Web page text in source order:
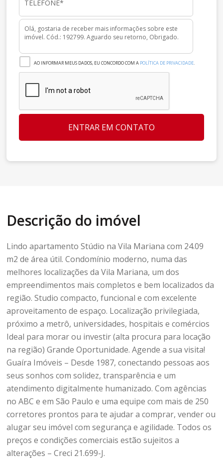
AO INFORMAR MEUS DADOS, EU CONCORDO COM A POLÍTICA DE PRIVACIDADE.
ENTRAR EM CONTATO
Descrição do imóvel
Lindo apartamento Stúdio na Vila Mariana com 24.09
m2 de área útil. Condomínio moderno, numa das
melhores localizações da Vila Mariana, um dos
empreendimentos mais completos e bem localizados da
região. Studio compacto, funcional e com excelente
aproveitamento de espaço. Localização privilegiada,
próximo a metrô, universidades, hospitais e comércios
Ideal para morar ou investir (alta procura para locação
na região) Grande Oportunidade. Agende a sua visita!
Guaíra Imóveis – Desde 1987, conectando pessoas aos
seus sonhos com solidez, transparência e um
atendimento digitalmente humanizado. Com agências
no ABC e em São Paulo e uma equipe com mais de 250
corretores prontos para te ajudar a comprar, vender ou
alugar seu imóvel com segurança e agilidade. Todos os
preços e condições comerciais estão sujeitos a
alterações – Creci 21.699-J.